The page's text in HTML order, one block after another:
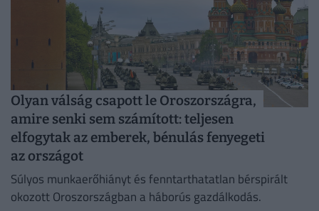
Olyan válság csapott le Oroszországra,
amire senki sem számított: teljesen
elfogytak az emberek, bénulás fenyegeti
az országot
Súlyos munkaerőhiányt és fenntarthatatlan bérspirált
okozott Oroszországban a háborús gazdálkodás.